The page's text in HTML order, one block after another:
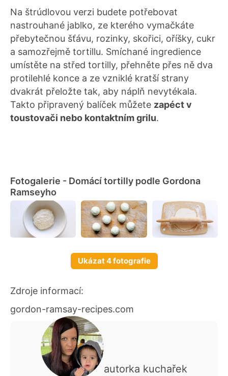
Na štrúdlovou verzi budete potřebovat
nastrouhané jablko, ze kterého vymačkáte
přebytečnou šťávu, rozinky, skořici, oříšky, cukr
a samozřejmě tortillu. Smíchané ingredience
umístěte na střed tortilly, přehněte přes ně dva
protilehlé konce a ze vzniklé kratší strany
dvakrát přeložte tak, aby náplň nevytékala.
Takto připravený balíček můžete zapéct v
toustovači nebo kontaktním grilu.
Fotogalerie - Domácí tortilly podle Gordona
Ramseyho
Ukázat 4 fotografie
Zdroje informací:
gordon-ramsay-recipes.com
autorka kuchařek